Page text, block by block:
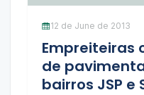
12 de June de 2013
Empreiteiras
de
bairros JSP e